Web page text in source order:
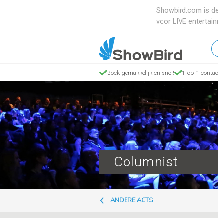
Showbird.com is
voor LIVE
Boek gemakkelijk en snel! 1-op-1
Columnist
ANDERE ACTS